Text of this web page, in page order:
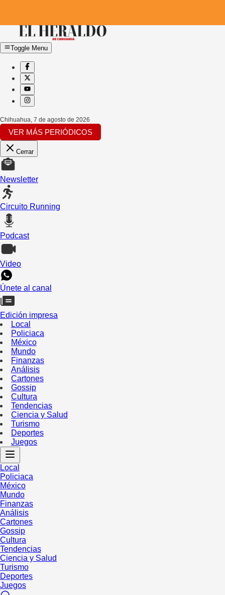
Toggle Menu
Chihuahua 7 de agosto de 2026
VER MÁS PERIÓDICOS
Cerrar
Newsletter
Circuito Running
Podcast
Video
Únete al canal
Edición impresa
Local
Policiaca
México
Mundo
Finanzas
Análisis
Cartones
Gossip
Cultura
Tendencias
Ciencia y Salud
Turismo
Deportes
Juegos
Local
Policiaca
México
Mundo
Finanzas
Análisis
Cartones
Gossip
Cultura
Tendencias
Ciencia y Salud
Turismo
Deportes
Juegos